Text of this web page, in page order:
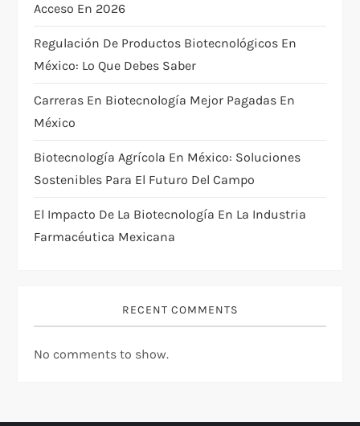
a
t
i
o
n
Acceso En 2026
Regulación De Productos Biotecnológicos En
México: Lo Que Debes Saber
Carreras En Biotecnología Mejor Pagadas En
México
Biotecnología Agrícola En México: Soluciones
Sostenibles Para El Futuro Del Campo
El Impacto De La Biotecnología En La Industria
Farmacéutica Mexicana
RECENT COMMENTS
No comments to show.